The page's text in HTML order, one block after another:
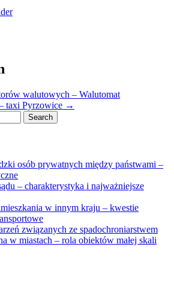
walutowych – Walutomat
taxi Pyrzowice →
osób prywatnych między państwami –
– charakterystyka i najważniejsze
w innym kraju – kwestie
związanych ze spadochroniarstwem
w miastach – rola obiektów małej skali